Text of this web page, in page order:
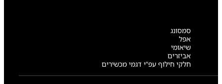
סמסונג
אפל
שיאומי
אביזרים
חלקי חילוף עפ”י דגמי מכשירים